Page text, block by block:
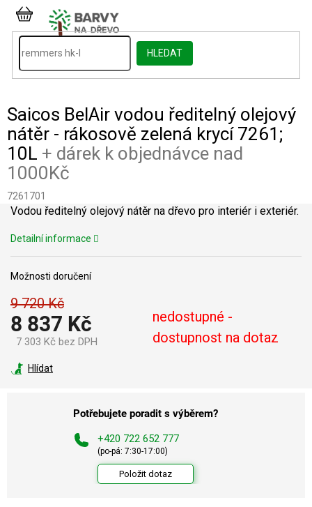
Přejít
obsah
HLEDAT
NÁKUPNÍ
KOŠÍK
Saicos BelAir vodou ředitelný olejový
nátěr - rákosově zelená krycí 7261;
10L + dárek k objednávce nad
1000Kč
7261701
9 720 Kč
8 837 Kč
7 303 Kč bez DPH
nedostupné -
dostupnost na dotaz
Možnosti doručení
Vodou ředitelný olejový nátěr na dřevo pro interiér i exteriér.
Detailní informace
Hlídat
Potřebujete poradit s výběrem?
+420 722 652 777
(po-pá: 7:30-17:00)
Položit dotaz